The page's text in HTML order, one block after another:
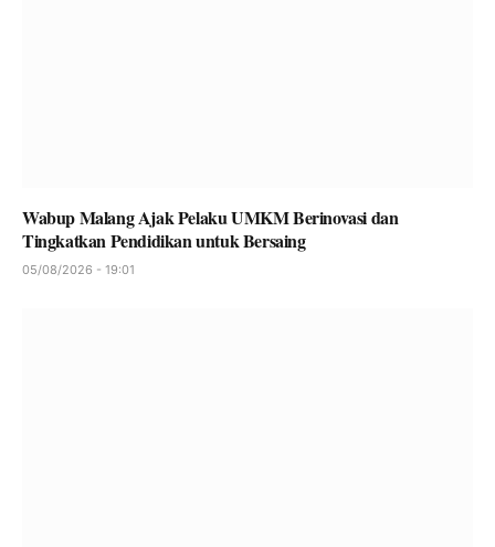
Wabup Malang Ajak Pelaku UMKM Berinovasi dan
Tingkatkan Pendidikan untuk Bersaing
05/08/2026 - 19:01